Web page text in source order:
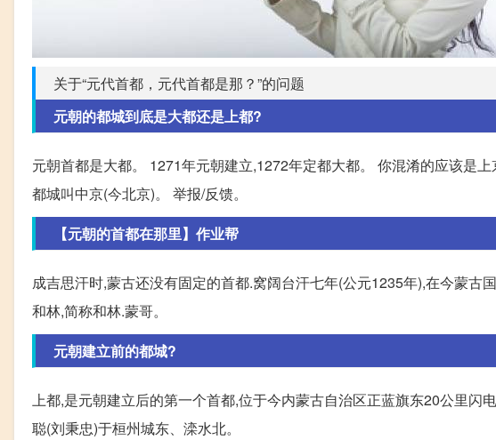
关于“元代首都，元代首都是那？”的问题
元朝的都城到底是大都还是上都?
元朝首都是大都。 1271年元朝建立,1272年定都大都。 你混淆的应该是
都城叫中京(今北京)。 举报/反馈。
【元朝的首都在那里】作业帮
成吉思汗时,蒙古还没有固定的首都.窝阔台汗七年(公元1235年),在今蒙古
和林,简称和林.蒙哥。
元朝建立前的都城?
上都,是元朝建立后的第一个首都,位于今内蒙古自治区正蓝旗东20公里闪
聪(刘秉忠)于桓州城东、滦水北。